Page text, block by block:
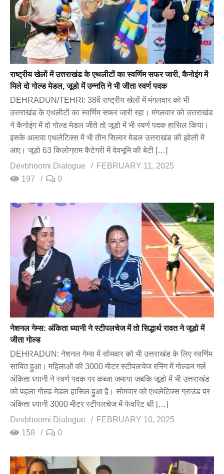
राष्ट्रीय खेलों में उत्तराखंड के एथलीटों का स्वर्णिम सफर जारी, कैनोइंग में
मिले दो गोल्ड मेडल, जूडो में उन्नति ने भी जीता स्वर्ण पदक
DEHRADUN/TEHRI: 38वें राष्ट्रीय खेलों में मंगलवार को भी
उत्तराखंड के एथलीटों का स्वर्णिम सफर जारी रहा। मंगलवार को उत्तराखंड
ने कैनोइंग में दो गोल्ड मेडल जीते तो जूडो में भी स्वर्ण पदक हासिल किया।
इसके अलावा एथलेटिक्स में भी तीन सिल्वर मेडल उत्तराखंड की झोली में
आए। जूडो 63 किलोग्राम कैटेगरी में देवभूमि की बेटी […]
Devbhoomi Dialogue
FEBRUARY 11, 2025
197
0
नेशनल गेम्स: अंकिता ध्यानी ने स्टीपलचेज में तो सिद्धार्थ रावत ने जूडो में
जीता गोल्ड
DEHRADUN: नेशनल गेम्स में सोमवार को भी उत्तराखंड के लिए स्वर्णिम
साबित हुआ। महिलाओं की 3000 मीटर स्टीपलचेज रनिंग में गोल्डन गर्ल
अंकिता ध्यानी ने स्वर्ण पदक पर कब्जा जमाया जबकि जूडो में भी उत्तराखंड
को पहला गोल्ड मेडल हासिल हुआ है। सोमवार को एथलेटिक्स ग्राउंड पर
अंकिता ध्यानी 3000 मीटर स्टीपलचेज में फेवरिट थी […]
Devbhoomi Dialogue
FEBRUARY 10, 2025
158
0